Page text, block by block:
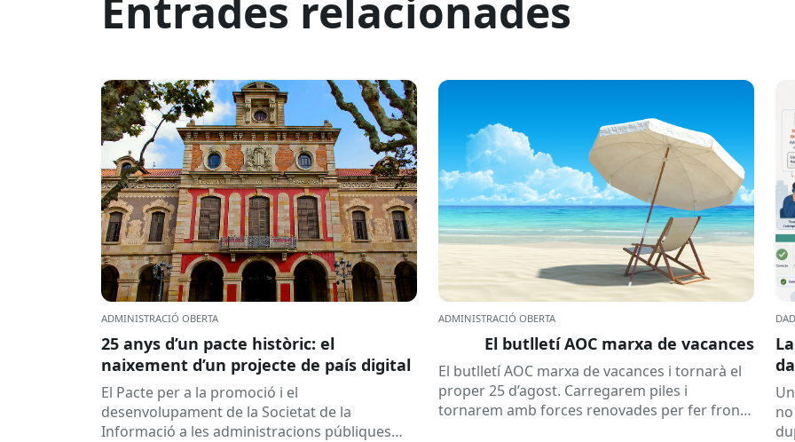
Entrades relacionades
ADMINISTRACIÓ OBERTA
25 anys d’un pacte històric: el
naixement d’un projecte de país digital
El Pacte per a la promoció i el
desenvolupament de la Societat de la
Informació a les administracions públiques
ADMINISTRACIÓ OBERTA
El butlletí AOC marxa de vacances
El butlletí AOC marxa de vacances i tornarà el
proper 25 d’agost. Carregarem piles i
tornarem amb forces renovades per fer front